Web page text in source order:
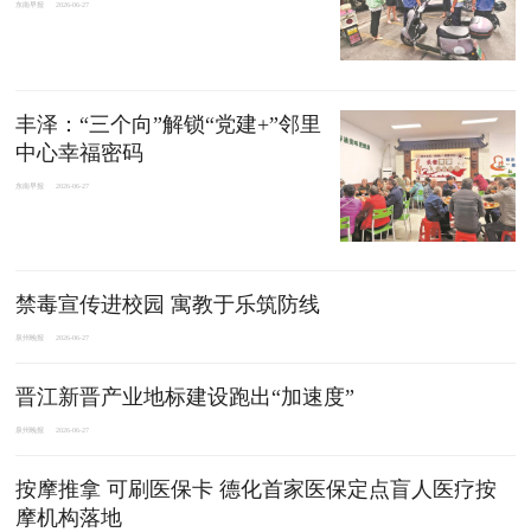
东南早报 2026-06-27
丰泽：“三个向”解锁“党建+”邻里
中心幸福密码
东南早报 2026-06-27
禁毒宣传进校园 寓教于乐筑防线
泉州晚报 2026-06-27
晋江新晋产业地标建设跑出“加速度”
泉州晚报 2026-06-27
按摩推拿 可刷医保卡 德化首家医保定点盲人医疗按
摩机构落地